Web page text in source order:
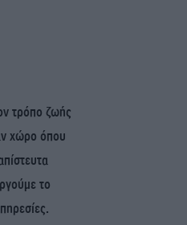
τρόπο ζωής
χώρο όπου
το